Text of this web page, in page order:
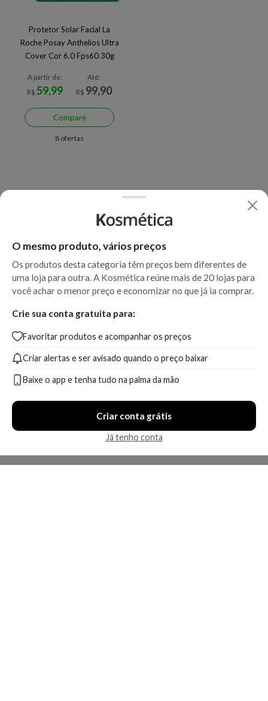
Protetor Solar Facial La
Roche Posay Anthelios Ultra
Cover Cor 6.0 Fps60 30g
A partir de:
R$59,99
Até:
R$ 99,90
Compare
8 ofertas
O mesmo produto, vários preços
Os produtos desta categoria têm preços bem diferentes de
uma loja para outra. A Kosmética reúne mais de 20 lojas para
você achar o menor preço e economizar no que já ia comprar.
Crie sua conta gratuita para:
Favoritar produtos e acompanhar os preços
Criar alertas e ser avisado quando o preço baixar
Baixe o app e tenha tudo na palma da mão
Criar conta grátis
Já tenho conta